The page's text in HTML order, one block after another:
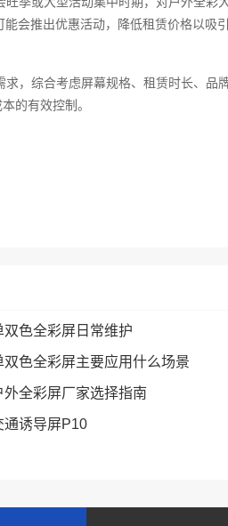
会推出优惠活动，降低租赁价格以吸
，综合考虑屏幕规格、租赁时长、品
的有效控制。
双色全彩屏日常维护
双色全彩屏主要应用什么场景
外全彩屏厂家选择指南
通诱导屏P10